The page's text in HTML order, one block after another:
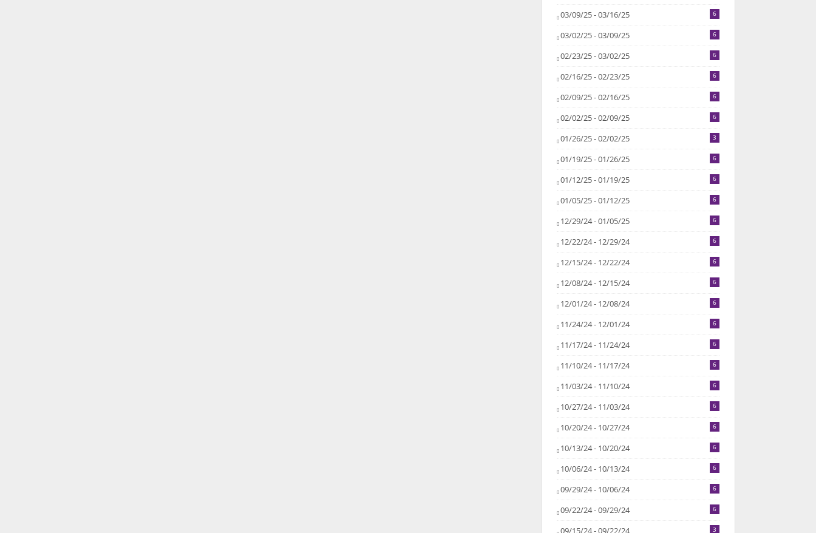
03/09/25 - 03/16/25 6
03/02/25 - 03/09/25 6
02/23/25 - 03/02/25 6
02/16/25 - 02/23/25 6
02/09/25 - 02/16/25 6
02/02/25 - 02/09/25 6
01/26/25 - 02/02/25 3
01/19/25 - 01/26/25 6
01/12/25 - 01/19/25 6
01/05/25 - 01/12/25 6
12/29/24 - 01/05/25 6
12/22/24 - 12/29/24 6
12/15/24 - 12/22/24 6
12/08/24 - 12/15/24 6
12/01/24 - 12/08/24 6
11/24/24 - 12/01/24 6
11/17/24 - 11/24/24 6
11/10/24 - 11/17/24 6
11/03/24 - 11/10/24 6
10/27/24 - 11/03/24 6
10/20/24 - 10/27/24 6
10/13/24 - 10/20/24 6
10/06/24 - 10/13/24 6
09/29/24 - 10/06/24 6
09/22/24 - 09/29/24 6
09/15/24 - 09/22/24 3